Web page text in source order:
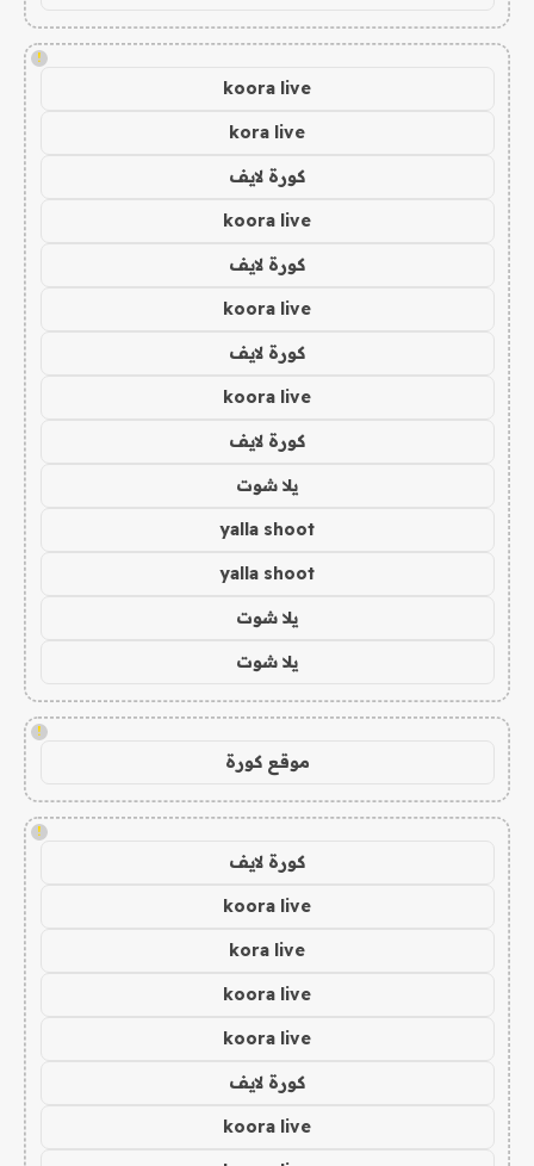
!
koora live
kora live
كورة لايف
koora live
كورة لايف
koora live
كورة لايف
koora live
كورة لايف
يلا شوت
yalla shoot
yalla shoot
يلا شوت
يلا شوت
!
موقع كورة
!
كورة لايف
koora live
kora live
koora live
koora live
كورة لايف
koora live